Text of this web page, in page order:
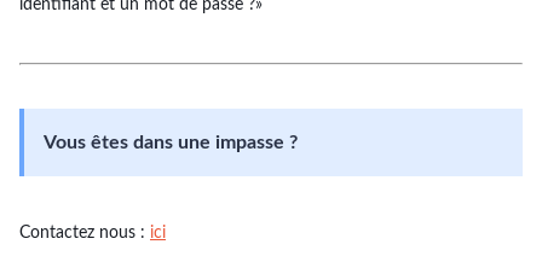
identifiant et un mot de passe ?»
Vous êtes dans une impasse ?
Contactez nous : ici